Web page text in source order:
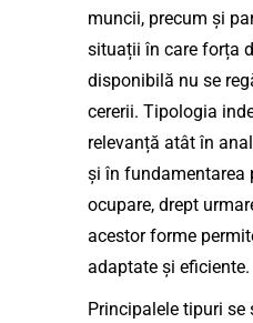
muncii, precum și
situații în care forța
disponibilă nu se
cererii. Tipologia
relevanță atât în
și în fundamentarea
ocupare, drept
acestor forme
adaptate și eficiente.
Principalele tipuri